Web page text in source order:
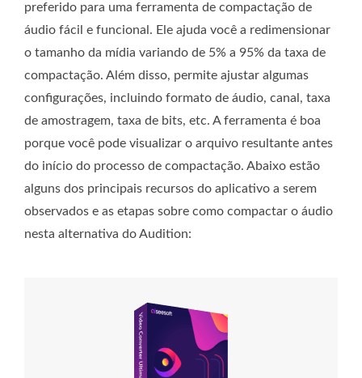
preferido para uma ferramenta de compactação de
áudio fácil e funcional. Ele ajuda você a redimensionar
o tamanho da mídia variando de 5% a 95% da taxa de
compactação. Além disso, permite ajustar algumas
configurações, incluindo formato de áudio, canal, taxa
de amostragem, taxa de bits, etc. A ferramenta é boa
porque você pode visualizar o arquivo resultante antes
do início do processo de compactação. Abaixo estão
alguns dos principais recursos do aplicativo a serem
observados e as etapas sobre como compactar o áudio
nesta alternativa do Audition: